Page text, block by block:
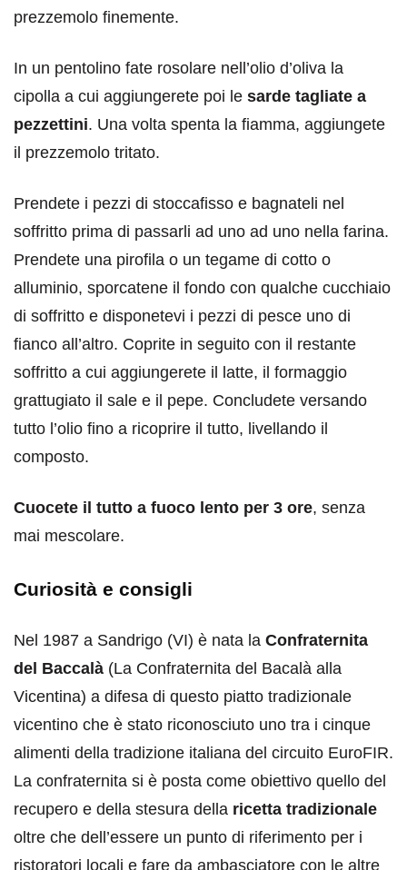
prezzemolo finemente.
In un pentolino fate rosolare nell’olio d’oliva la
cipolla a cui aggiungerete poi le sarde tagliate a
pezzettini. Una volta spenta la fiamma, aggiungete
il prezzemolo tritato.
Prendete i pezzi di stoccafisso e bagnateli nel
soffritto prima di passarli ad uno ad uno nella farina.
Prendete una pirofila o un tegame di cotto o
alluminio, sporcatene il fondo con qualche cucchiaio
di soffritto e disponetevi i pezzi di pesce uno di
fianco all’altro. Coprite in seguito con il restante
soffritto a cui aggiungerete il latte, il formaggio
grattugiato il sale e il pepe. Concludete versando
tutto l’olio fino a ricoprire il tutto, livellando il
composto.
Cuocete il tutto a fuoco lento per 3 ore, senza
mai mescolare.
Curiosità e consigli
Nel 1987 a Sandrigo (VI) è nata la Confraternita
del Baccalà (La Confraternita del Bacalà alla
Vicentina) a difesa di questo piatto tradizionale
vicentino che è stato riconosciuto uno tra i cinque
alimenti della tradizione italiana del circuito EuroFIR.
La confraternita si è posta come obiettivo quello del
recupero e della stesura della ricetta tradizionale
oltre che dell’essere un punto di riferimento per i
ristoratori locali e fare da ambasciatore con le altre